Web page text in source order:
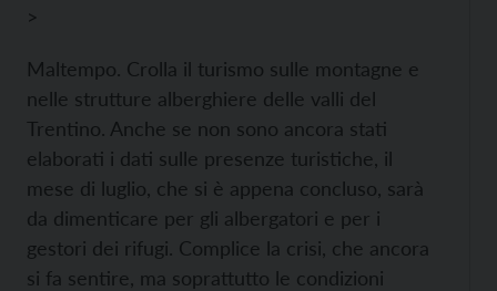
>
Maltempo. Crolla il turismo sulle montagne e
nelle strutture alberghiere delle valli del
Trentino. Anche se non sono ancora stati
elaborati i dati sulle presenze turistiche, il
mese di luglio, che si è appena concluso, sarà
da dimenticare per gli albergatori e per i
gestori dei rifugi. Complice la crisi, che ancora
si fa sentire, ma soprattutto le condizioni